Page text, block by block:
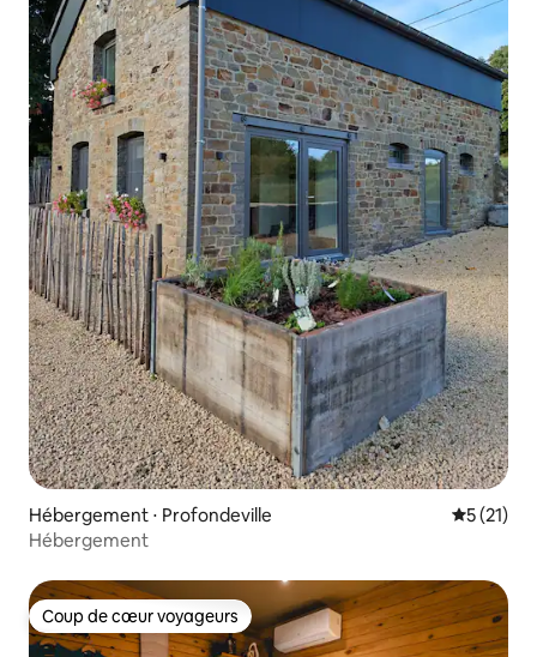
Hébergement ⋅ Profondeville
5 (21)
Hébergement
Coup de cœur voyageurs
Coup de cœur voyageurs